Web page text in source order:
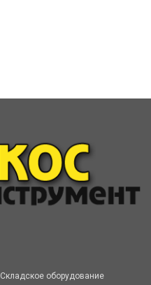
Складское оборудование